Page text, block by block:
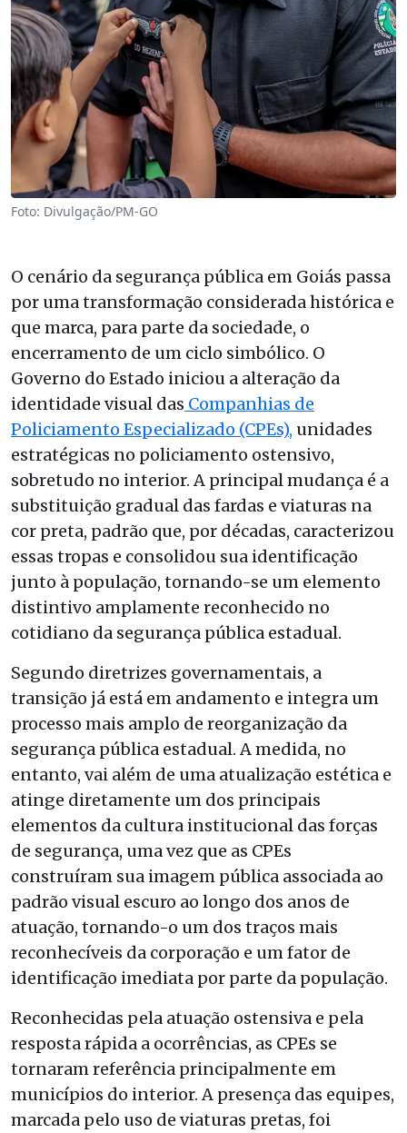
Foto: Divulgação/PM-GO
O cenário da segurança pública em Goiás passa
por uma transformação considerada histórica e
que marca, para parte da sociedade, o
encerramento de um ciclo simbólico. O
Governo do Estado iniciou a alteração da
identidade visual das Companhias de
Policiamento Especializado (CPEs), unidades
estratégicas no policiamento ostensivo,
sobretudo no interior. A principal mudança é a
substituição gradual das fardas e viaturas na
cor preta, padrão que, por décadas, caracterizou
essas tropas e consolidou sua identificação
junto à população, tornando-se um elemento
distintivo amplamente reconhecido no
cotidiano da segurança pública estadual.
Segundo diretrizes governamentais, a
transição já está em andamento e integra um
processo mais amplo de reorganização da
segurança pública estadual. A medida, no
entanto, vai além de uma atualização estética e
atinge diretamente um dos principais
elementos da cultura institucional das forças
de segurança, uma vez que as CPEs
construíram sua imagem pública associada ao
padrão visual escuro ao longo dos anos de
atuação, tornando-o um dos traços mais
reconhecíveis da corporação e um fator de
identificação imediata por parte da população.
Reconhecidas pela atuação ostensiva e pela
resposta rápida a ocorrências, as CPEs se
tornaram referência principalmente em
municípios do interior. A presença das equipes,
marcada pelo uso de viaturas pretas, foi